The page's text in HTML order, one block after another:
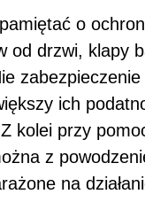
o
od drzwi, klapy
ich
kolei przy
z
na